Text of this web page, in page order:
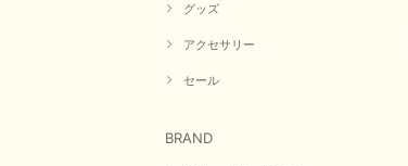
グッズ
アクセサリー
セール
BRAND